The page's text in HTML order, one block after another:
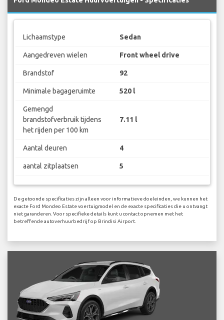
Lichaamstype Sedan
Aangedreven wielen Front wheel drive
Brandstof 92
Minimale bagageruimte 520 l
Gemengd
brandstofverbruik tijdens
het rijden per 100 km
7.11 l
Aantal deuren 4
aantal zitplaatsen 5
De getoonde specificaties zijn alleen voor informatieve doeleinden, we kunnen het
exacte Ford Mondeo Estate voertuigmodel en de exacte specificaties die u ontvangt
niet garanderen. Voor specifieke details kunt u contact opnemen met het
betreffende autoverhuurbedrijf op Brindisi Airport.